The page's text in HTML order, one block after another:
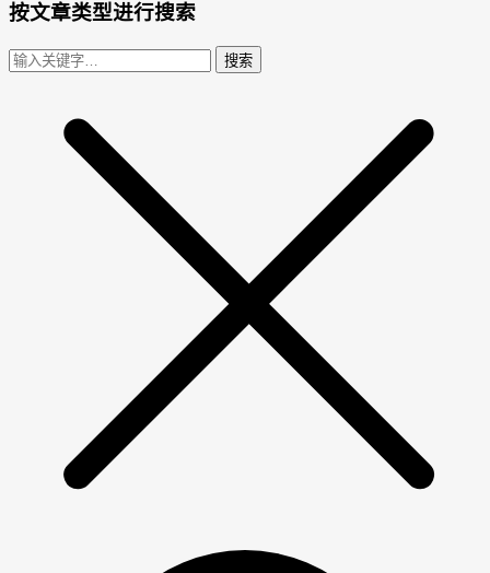
按文章类型进行搜索